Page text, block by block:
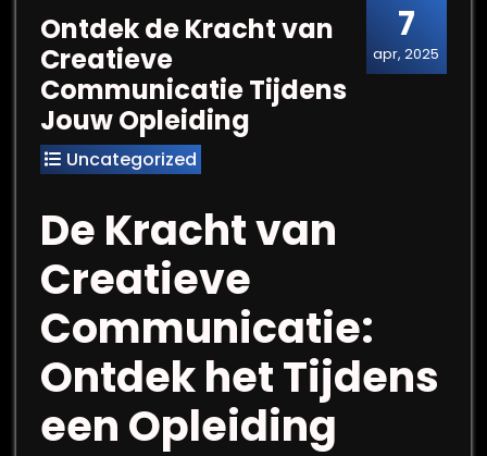
7
apr, 2025
Ontdek de Kracht van
Creatieve
Communicatie Tijdens
Jouw Opleiding
Uncategorized
De Kracht van
Creatieve
Communicatie:
Ontdek het Tijdens
een Opleiding